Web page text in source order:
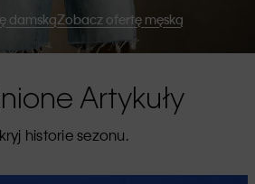
damskąZobacz ofertę męską
Artykuły
historie sezonu.